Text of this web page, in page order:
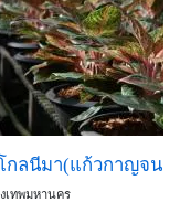
กลนีมา(แก้วกาญจนา)
เทพมหานคร